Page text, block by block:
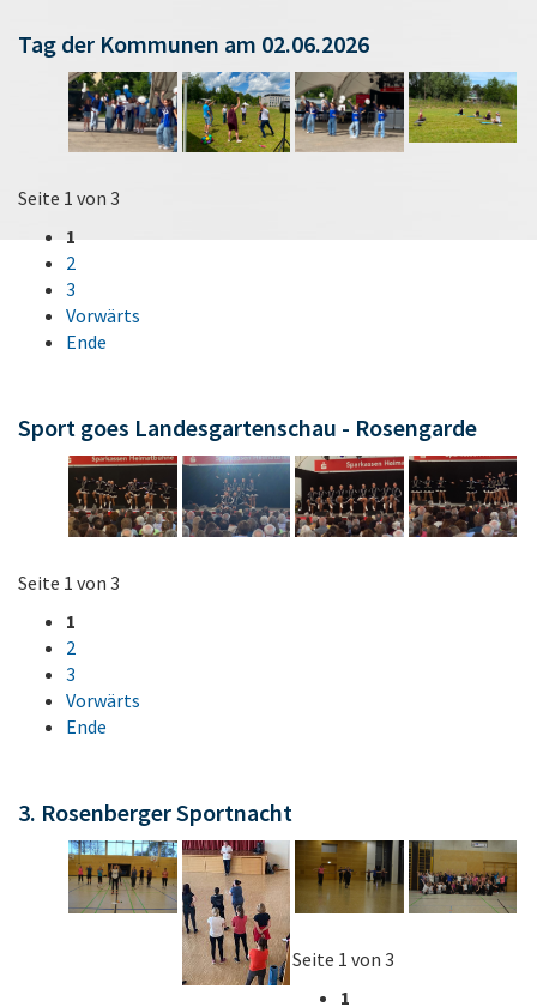
Tag der Kommunen am 02.06.2026
Seite 1 von 3
1
2
3
Vorwärts
Ende
Sport goes Landesgartenschau - Rosengarde
Seite 1 von 3
1
2
3
Vorwärts
Ende
3. Rosenberger Sportnacht
Seite 1 von 3
1